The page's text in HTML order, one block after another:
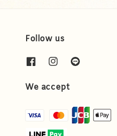
Follow us
We accept